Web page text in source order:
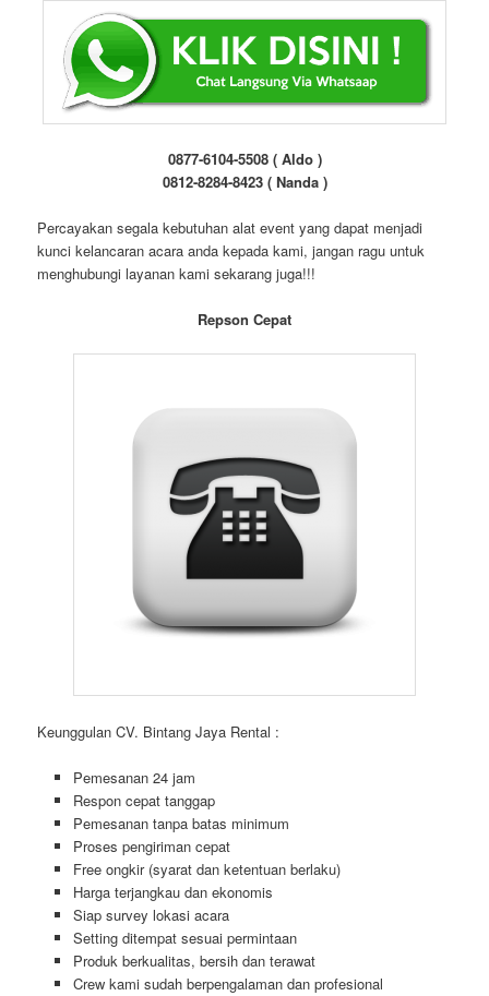
0877-6104-5508 ( Aldo )
0812-8284-8423 ( Nanda )
Percayakan segala kebutuhan alat event yang dapat menjadi
kunci kelancaran acara anda kepada kami, jangan ragu untuk
menghubungi layanan kami sekarang juga!!!
Repson Cepat
Keunggulan CV. Bintang Jaya Rental :
Pemesanan 24 jam
Respon cepat tanggap
Pemesanan tanpa batas minimum
Proses pengiriman cepat
Free ongkir (syarat dan ketentuan berlaku)
Harga terjangkau dan ekonomis
Siap survey lokasi acara
Setting ditempat sesuai permintaan
Produk berkualitas, bersih dan terawat
Crew kami sudah berpengalaman dan profesional